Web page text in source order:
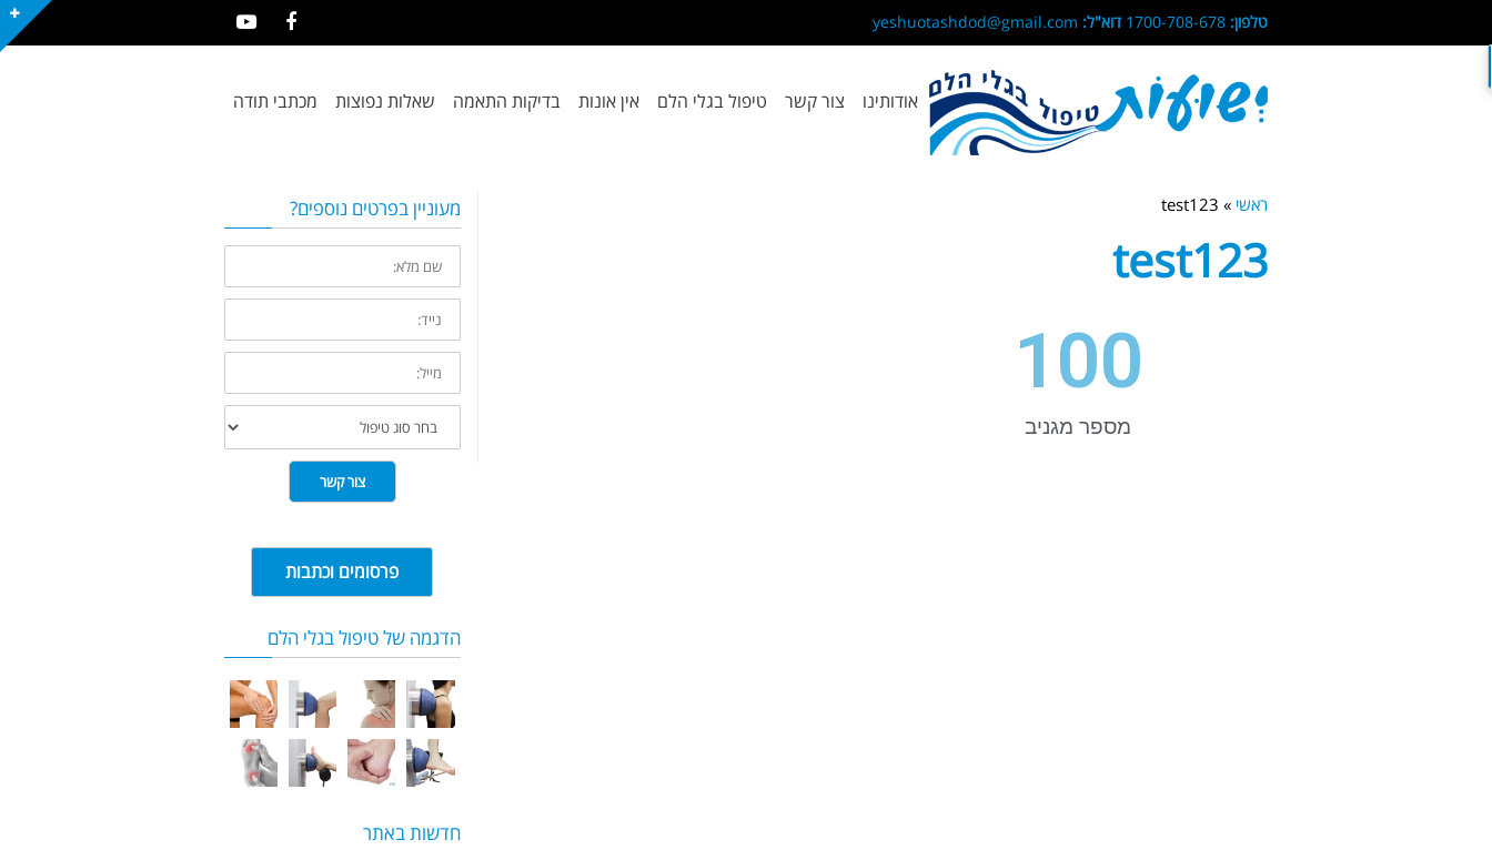
טלפון: דוא"ל:
Facebook
YouTube
אודותינו צור קשר טיפול בגלי הלם אין אונות בדיקות התאמה שאלות נפוצות מכתבי תודה
ראשי »
test123
test123
מספר מגניב
100
מעוניין בפרטים נוספים?
שם
מלא:
נייד:
סוג
טיפול
צור קשר
פרסומים וכתבות
הדגמה של טיפול בגלי הלם
חדשות באתר